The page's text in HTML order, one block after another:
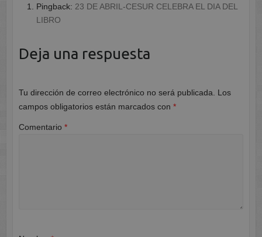
Pingback: 23 DE ABRIL-CESUR CELEBRA EL DIA DEL
LIBRO
Deja una respuesta
Tu dirección de correo electrónico no será publicada.
Los
campos obligatorios están marcados con *
Comentario *